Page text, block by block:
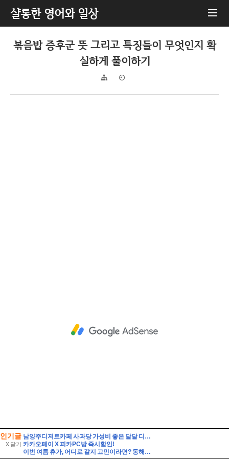
인기글
X 닫기
남양주디저트카페 사과당 가성비 좋은 달달 디저트
카카오페이 X 피카PC방 즉시할인!
이번 여름 휴가, 어디로 갈지 고민이라면? 동해안 해수욕장 개폐장 일정 지금 바로 확인해 보세요!